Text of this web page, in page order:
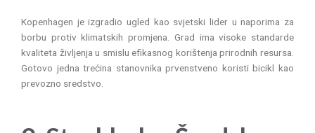
Kopenhagen je izgradio ugled kao svjetski lider u naporima za
borbu protiv klimatskih promjena. Grad ima visoke standarde
kvaliteta življenja u smislu efikasnog korištenja prirodnih resursa.
Gotovo jedna trećina stanovnika prvenstveno koristi bicikl kao
prevozno sredstvo.